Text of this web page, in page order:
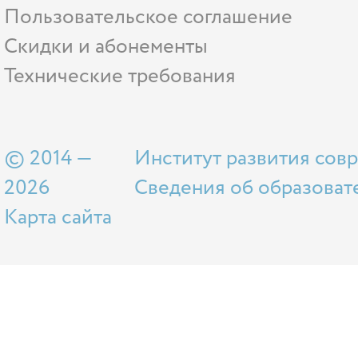
Пользовательское соглашение
Скидки и абонементы
Технические требования
© 2014 —
2026
Карта сайта
Институт развития
Сведения об